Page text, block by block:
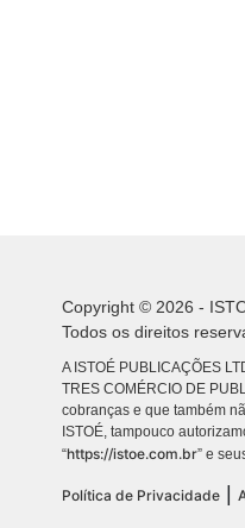
Copyright © 2026 -
Todos os direitos
A ISTOÉ PUBLICAÇÕES
TRES COMÉRCIO DE
cobranças e que também
ISTOÉ, tampouco
“https://istoe.com.br” e
Política de Privacidade